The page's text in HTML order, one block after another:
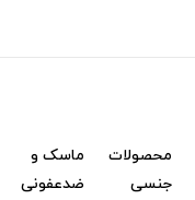
محصولات
جنسی
ماسک و
ضدعفونی